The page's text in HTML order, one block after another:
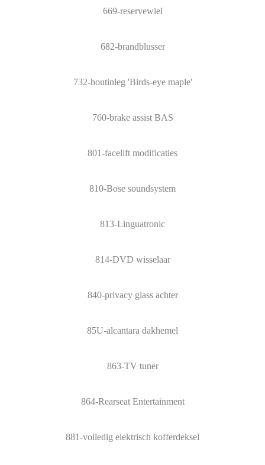
669-reservewiel
682-brandblusser
732-houtinleg 'Birds-eye maple'
760-brake assist BAS
801-facelift modificaties
810-Bose soundsystem
813-Linguatronic
814-DVD wisselaar
840-privacy glass achter
85U-alcantara dakhemel
863-TV tuner
864-Rearseat Entertainment
881-volledig elektrisch kofferdeksel